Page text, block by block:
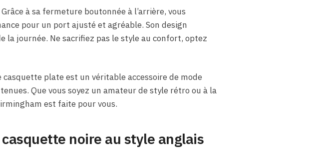
à sa fermeture boutonnée à l’arrière, vous
pour un port ajusté et agréable. Son design
journée. Ne sacrifiez pas le style au confort, optez
plate est un véritable accessoire de mode
Que vous soyez un amateur de style rétro ou à la
est faite pour vous.
noire au style anglais